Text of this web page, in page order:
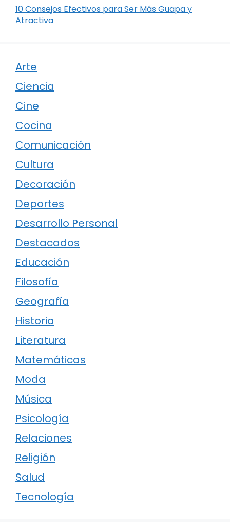
10 Consejos Efectivos para Ser Más Guapa y
Atractiva
Arte
Ciencia
Cine
Cocina
Comunicación
Cultura
Decoración
Deportes
Desarrollo Personal
Destacados
Educación
Filosofía
Geografía
Historia
Literatura
Matemáticas
Moda
Música
Psicología
Relaciones
Religión
Salud
Tecnología